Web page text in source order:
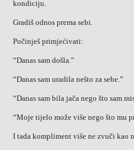
kondiciju.
Gradiš odnos prema sebi.
Počinješ primjećivati:
“Danas sam došla.”
“Danas sam uradila nešto za sebe.”
“Danas sam bila jača nego što sam
“Moje tijelo može više nego što mu
I tada kompliment više ne zvuči kao